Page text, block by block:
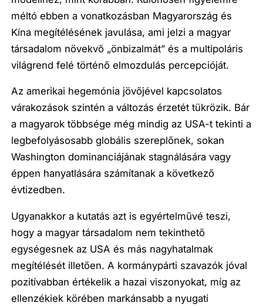
méltó ebben a vonatkozásban Magyarország és
Kína megítélésének javulása, ami jelzi a magyar
társadalom növekvő „önbizalmát” és a multipoláris
világrend felé történő elmozdulás percepcióját.
Az amerikai hegemónia jövőjével kapcsolatos
várakozások szintén a változás érzetét tükrözik. Bár
a magyarok többsége még mindig az USA-t tekinti a
legbefolyásosabb globális szereplőnek, sokan
Washington dominanciájának stagnálására vagy
éppen hanyatlására számítanak a következő
évtizedben.
Ugyanakkor a kutatás azt is egyértelművé teszi,
hogy a magyar társadalom nem tekinthető
egységesnek az USA és más nagyhatalmak
megítélését illetően. A kormánypárti szavazók jóval
pozitívabban értékelik a hazai viszonyokat, míg az
ellenzékiek körében markánsabb a nyugati